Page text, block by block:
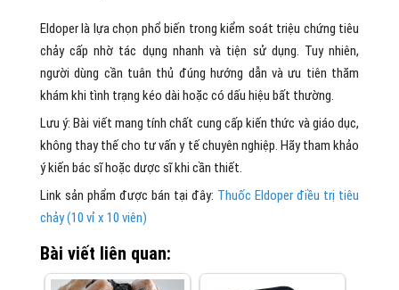
Eldoper là lựa chọn phổ biến trong kiểm soát triệu chứng tiêu
chảy cấp nhờ tác dụng nhanh và tiện sử dụng. Tuy nhiên,
người dùng cần tuân thủ đúng hướng dẫn và ưu tiên thăm
khám khi tình trạng kéo dài hoặc có dấu hiệu bất thường.
Lưu ý: Bài viết mang tính chất cung cấp kiến thức và giáo dục,
không thay thế cho tư vấn y tế chuyên nghiệp. Hãy tham khảo
ý kiến bác sĩ hoặc dược sĩ khi cần thiết.
Link sản phẩm được bán tại đây: Thuốc Eldoper điều trị tiêu
chảy (10 vỉ x 10 viên)
Bài viết liên quan: